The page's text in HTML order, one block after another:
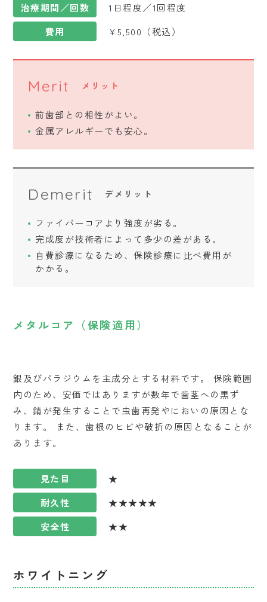
治療期間／回数
1日程度／1回程度
費用
¥5,500（税込）
Merit メリット
前歯部との相性がよい。
金属アレルギーでも安心。
Demerit デメリット
ファイバーコアより強度が劣る。
完成度が技術者によって多少の差がある。
自費診療になるため、保険診療に比べ費用が
かかる。
メタルコア（保険適用）
銀及びパラジウムを主成分とする材料です。 保険範囲
内のため、安価ではありますが数年で歯茎への黒ず
み、錆が発生することで虫歯再発やにおいの原因とな
ります。 また、歯根のヒビや破折の原因となることが
あります。
見た目
★
耐久性
★★★★★
安全性
★★
ホワイトニング